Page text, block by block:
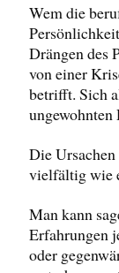
Wem die
Drängen des
von einer
betrifft. Sich
ungewohnten
Die
vielfältig wie
Man kann
Erfahrungen
oder